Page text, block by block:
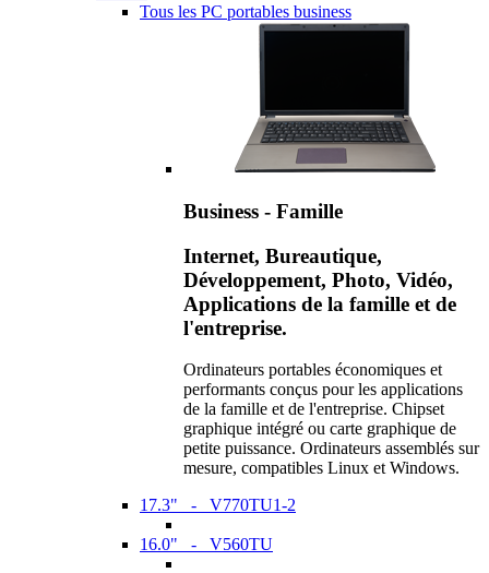
Tous les PC portables business
Business - Famille
Internet, Bureautique,
Développement, Photo, Vidéo,
Applications de la famille et de
l'entreprise.
Ordinateurs portables économiques et
performants conçus pour les applications
de la famille et de l'entreprise. Chipset
graphique intégré ou carte graphique de
petite puissance. Ordinateurs assemblés sur
mesure, compatibles Linux et Windows.
17.3" - V770TU1-2
16.0" - V560TU